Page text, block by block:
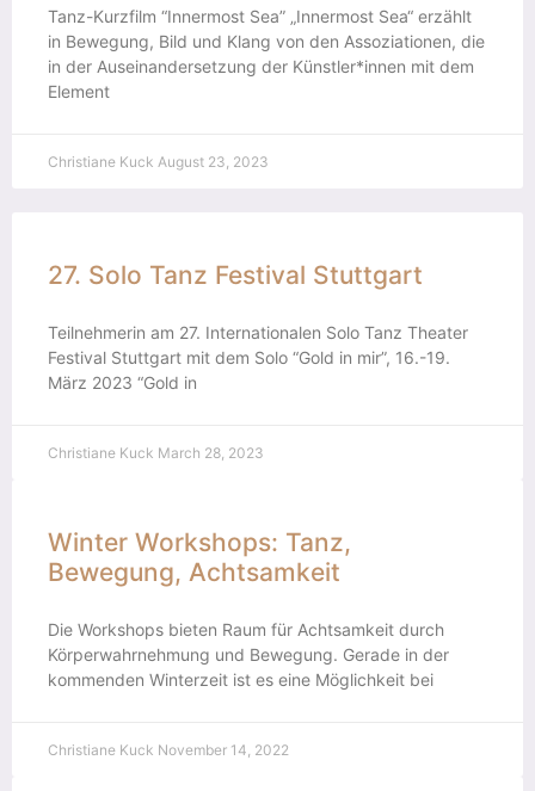
Tanz-Kurzfilm “Innermost Sea” „Innermost Sea“ erzählt
in Bewegung, Bild und Klang von den Assoziationen, die
in der Auseinandersetzung der Künstler*innen mit dem
Element
Christiane Kuck August 23, 2023
27. Solo Tanz Festival Stuttgart
Teilnehmerin am 27. Internationalen Solo Tanz Theater
Festival Stuttgart mit dem Solo “Gold in mir”, 16.-19.
März 2023 “Gold in
Christiane Kuck March 28, 2023
Winter Workshops: Tanz,
Bewegung, Achtsamkeit
Die Workshops bieten Raum für Achtsamkeit durch
Körperwahrnehmung und Bewegung. Gerade in der
kommenden Winterzeit ist es eine Möglichkeit bei
Christiane Kuck November 14, 2022